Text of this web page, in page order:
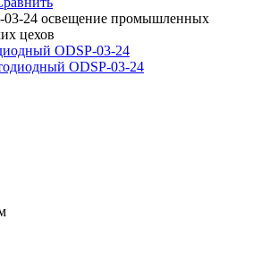
03-24 освещение промышленных
цехов
ODSP-03-24